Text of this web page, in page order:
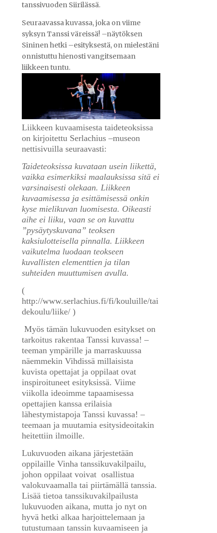
tanssivuoden Siirilässä.
Seuraavassa kuvassa, joka on viime
syksyn Tanssi väreissä! –näytöksen
Sininen hetki –esityksestä, on mielestäni
onnistuttu hienosti vangitsemaan
liikkeen tuntu.
Liikkeen kuvaamisesta taideteoksissa
on kirjoitettu Serlachius –museon
nettisivuilla seuraavasti:
Taideteoksissa kuvataan usein liikettä,
vaikka esimerkiksi maalauksissa sitä ei
varsinaisesti olekaan. Liikkeen
kuvaamisessa ja esittämisessä onkin
kyse mielikuvan luomisesta. Oikeasti
aihe ei liiku, vaan se on kuvattu
”pysäytyskuvana” teoksen
kaksiulotteisella pinnalla. Liikkeen
vaikutelma luodaan teokseen
kuvallisten elementtien ja tilan
suhteiden muuttumisen avulla.
(
http://www.serlachius.fi/fi/kouluille/tai
dekoulu/liike/ )
Myös tämän lukuvuoden esitykset on
tarkoitus rakentaa Tanssi kuvassa! –
teeman ympärille ja marraskuussa
näemmekin Vihdissä millaisista
kuvista opettajat ja oppilaat ovat
inspiroituneet esityksissä. Viime
viikolla ideoimme tapaamisessa
opettajien kanssa erilaisia
lähestymistapoja Tanssi kuvassa! –
teemaan ja muutamia esitysideoitakin
heitettiin ilmoille.
Lukuvuoden aikana järjestetään
oppilaille Vinha tanssikuvakilpailu,
johon oppilaat voivat osallistua
valokuvaamalla tai piirtämällä tanssia.
Lisää tietoa tanssikuvakilpailusta
lukuvuoden aikana, mutta jo nyt on
hyvä hetki alkaa harjoittelemaan ja
tutustumaan tanssin kuvaamiseen ja